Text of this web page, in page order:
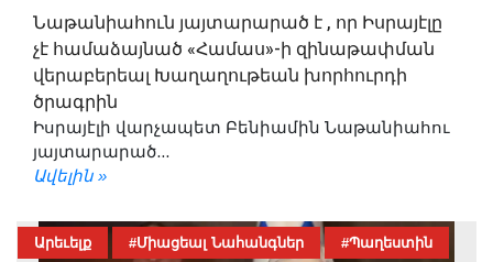
Նաթանիահուն յայտարարած է , որ Իսրայէլը
չէ համաձայնած «Համաս»-ի զինաթափման
վերաբերեալ Խաղաղութեան խորհուրդի
ծրագրին
Իսրայէլի վարչապետ Բենիամին Նաթանիահու
յայտարարած...
Ավելին »
Արեւելք #Միացեալ Նահանգներ #Պաղեստին